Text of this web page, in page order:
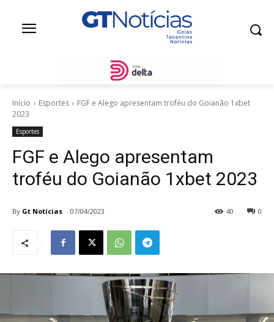
Início Esportes
FGF e Alego apresentam troféu do Goianão 1xbet
2023
Esportes
FGF e Alego apresentam
troféu do Goianão 1xbet 2023
By Gt Notícias 07/04/2023 0
40